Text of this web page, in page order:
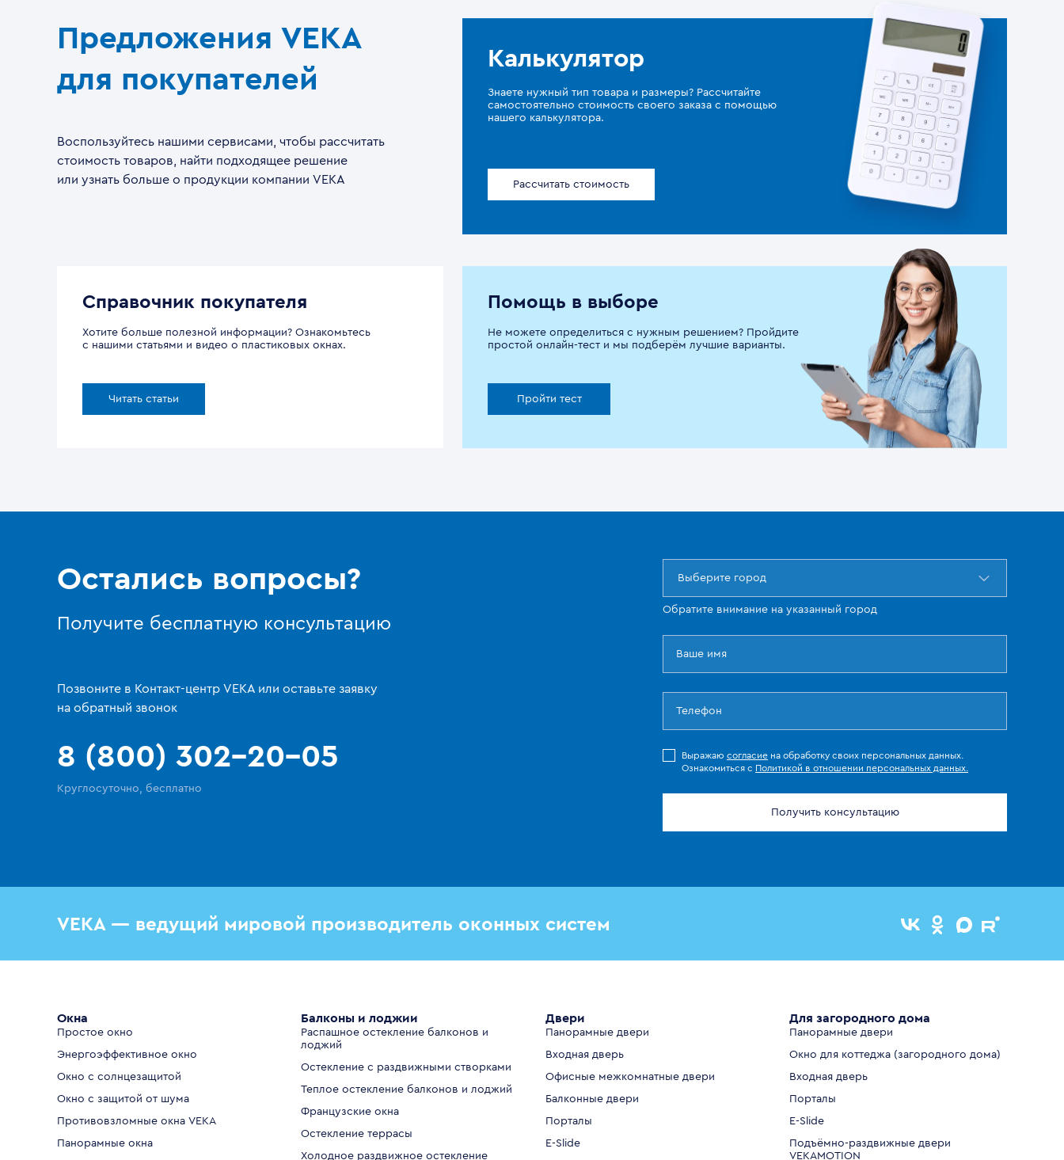
Предложения VEKA
для покупателей
Воспользуйтесь нашими сервисами, чтобы рассчитать
стоимость товаров, найти подходящее решение
или узнать больше о продукции компании VEKA
Калькулятор
Знаете нужный тип товара и размеры? Рассчитайте
самостоятельно стоимость своего заказа с помощью
нашего калькулятора.
Рассчитать стоимость
Справочник покупателя
Хотите больше полезной информации? Ознакомьтесь
с нашими статьями и видео о пластиковых окнах.
Читать статьи
Помощь в выборе
Не можете определиться с нужным решением? Пройдите
простой онлайн-тест и мы подберём лучшие варианты.
Пройти тест
Остались вопросы?
Получите бесплатную консультацию
Позвоните в Контакт-центр VEKA или оставьте заявку
на обратный звонок
8 (800) 302-20-05
Круглосуточно, бесплатно
Выберите город
Обратите внимание на указанный город
Выражаю согласие на обработку своих персональных данных.
Ознакомиться с Политикой в отношении персональных данных.
Получить консультацию
VEKA — ведущий мировой производитель оконных систем
Окна
Простое окно
Энергоэффективное окно
Окно с солнцезащитой
Окно с защитой от шума
Противовзломные окна VEKA
Панорамные окна
Балконы и лоджии
Распашное остекление балконов и
лоджий
Остекление с раздвижными створками
Теплое остекление балконов и лоджий
Французские окна
Остекление террасы
Холодное раздвижное остекление
Двери
Панорамные двери
Входная дверь
Офисные межкомнатные двери
Балконные двери
Порталы
E-Slide
Для загородного дома
Панорамные двери
Окно для коттеджа (загородного дома)
Входная дверь
Порталы
E-Slide
Подъёмно-раздвижные двери
VEKAMOTION